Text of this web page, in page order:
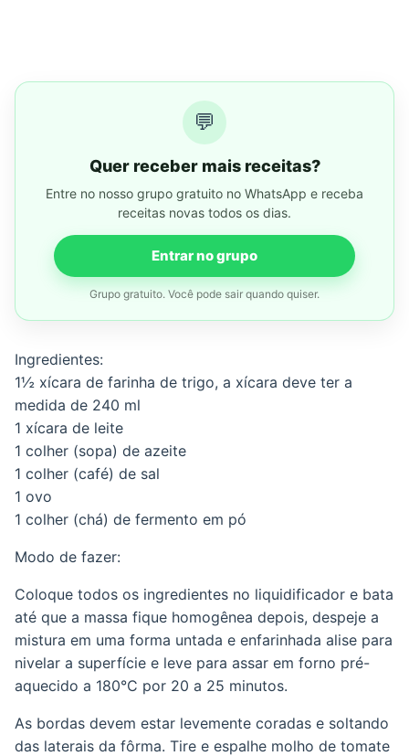
💬
Quer receber mais receitas?
Entre no nosso grupo gratuito no WhatsApp e receba
receitas novas todos os dias.
Entrar no grupo
Grupo gratuito. Você pode sair quando quiser.
Ingredientes:
1½ xícara de farinha de trigo, a xícara deve ter a
medida de 240 ml
1 xícara de leite
1 colher (sopa) de azeite
1 colher (café) de sal
1 ovo
1 colher (chá) de fermento em pó
Modo de fazer:
Coloque todos os ingredientes no liquidificador e bata
até que a massa fique homogênea depois, despeje a
mistura em uma forma untada e enfarinhada alise para
nivelar a superfície e leve para assar em forno pré-
aquecido a 180°C por 20 a 25 minutos.
As bordas devem estar levemente coradas e soltando
das laterais da fôrma. Tire e espalhe molho de tomate